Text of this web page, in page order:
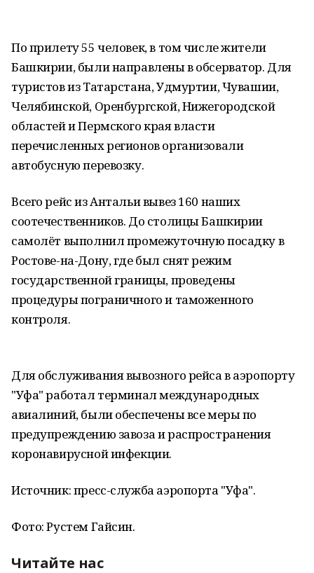
По прилету 55 человек, в том числе жители
Башкирии, были направлены в обсерватор. Для
туристов из Татарстана, Удмуртии, Чувашии,
Челябинской, Оренбургской, Нижегородской
областей и Пермского края власти
перечисленных регионов организовали
автобусную перевозку.
Всего рейс из Антальи вывез 160 наших
соотечественников. До столицы Башкирии
самолёт выполнил промежуточную посадку в
Ростове-на-Дону, где был снят режим
государственной границы, проведены
процедуры пограничного и таможенного
контроля.
Для обслуживания вывозного рейса в аэропорту
"Уфа" работал терминал международных
авиалиний, были обеспечены все меры по
предупреждению завоза и распространения
коронавирусной инфекции.
Источник: пресс-служба аэропорта "Уфа".
Фото: Рустем Гайсин.
Читайте нас